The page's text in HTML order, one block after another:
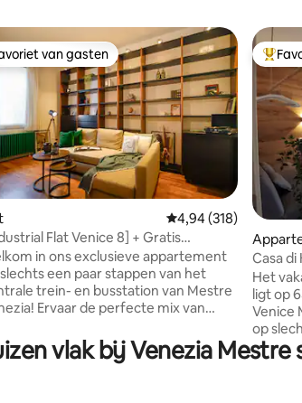
van 4,96 op 5, 165 recensies
van gasten
van gasten
Gemiddelde
4,94 (318)
Flat Venice 8] + Gratis
| Patio
in ons exclusieve appartement
een paar stappen van het
trein- en busstation van Mestre
Ervaar de perfecte mix van
ruimte. Geniet van de
buitenterras, perfect om te
Casa di
Het
ligt op
Venice
op
vlak bij Venezia Mestre